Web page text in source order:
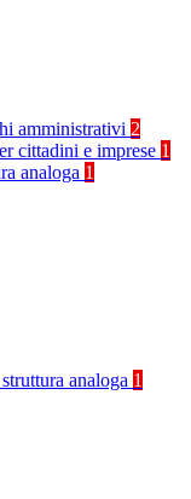
amministrativi 2
cittadini e imprese 1
analoga 1
analoga 1